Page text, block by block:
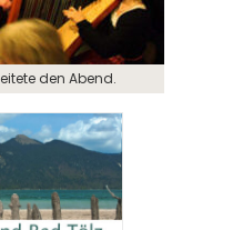
den Abend.